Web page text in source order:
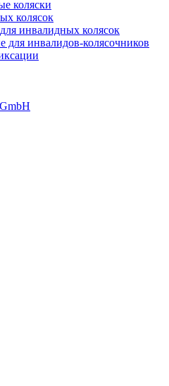
коляски
колясок
инвалидных колясок
для инвалидов-колясочников